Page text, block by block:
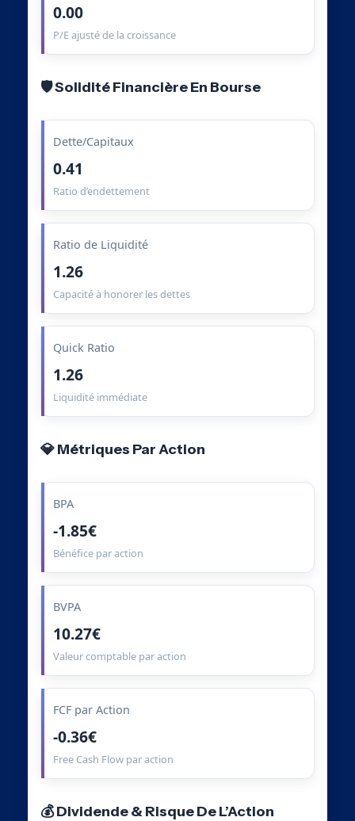
0.00
P/E ajusté de la croissance
🛡️ Solidité Financière En Bourse
Dette/Capitaux
0.41
Ratio d’endettement
Ratio de Liquidité
1.26
Capacité à honorer les dettes
Quick Ratio
1.26
Liquidité immédiate
💎 Métriques Par Action
BPA
-1.85€
Bénéfice par action
BVPA
10.27€
Valeur comptable par action
FCF par Action
-0.36€
Free Cash Flow par action
💰 Dividende & Risque De L’Action